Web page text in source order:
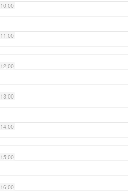
10:00
11:00
12:00
13:00
14:00
15:00
16:00